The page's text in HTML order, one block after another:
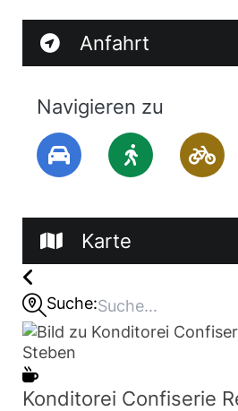
Anfahrt
Navigieren zu
Karte
Suche:
Konditorei Confiserie